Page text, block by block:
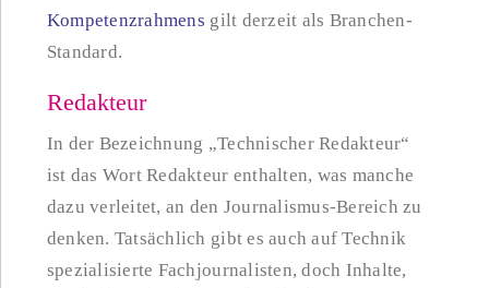
Kompetenzrahmens gilt derzeit als Branchen-
Standard.
Redakteur
In der Bezeichnung „Technischer Redakteur“
ist das Wort Redakteur enthalten, was manche
dazu verleitet, an den Journalismus-Bereich zu
denken. Tatsächlich gibt es auch auf Technik
spezialisierte Fachjournalisten, doch Inhalte,